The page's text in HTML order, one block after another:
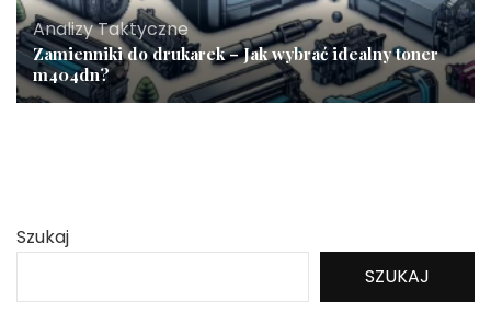
Analizy Taktyczne
Zamienniki do drukarek – Jak wybrać idealny toner
m404dn?
Szukaj
SZUKAJ